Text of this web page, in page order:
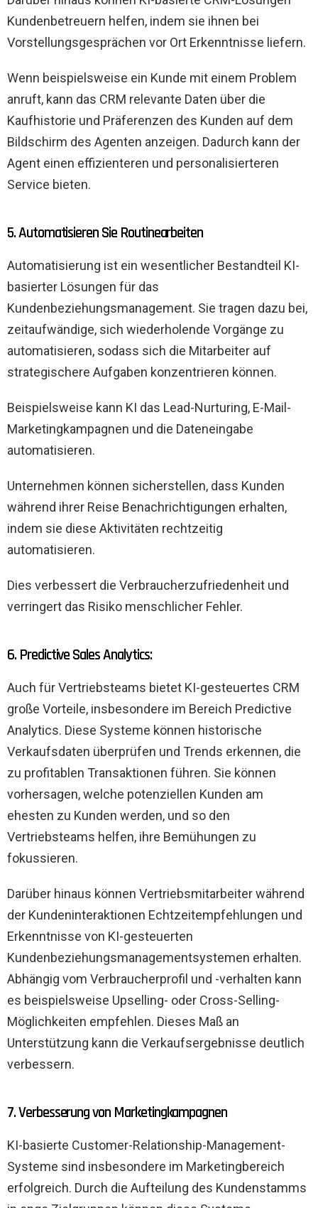
Kundenbetreuern helfen, indem sie ihnen bei
Vorstellungsgesprächen vor Ort Erkenntnisse liefern.
Wenn beispielsweise ein Kunde mit einem Problem
anruft, kann das CRM relevante Daten über die
Kaufhistorie und Präferenzen des Kunden auf dem
Bildschirm des Agenten anzeigen. Dadurch kann der
Agent einen effizienteren und personalisierteren
Service bieten.
5. Automatisieren Sie Routinearbeiten
Automatisierung ist ein wesentlicher Bestandteil KI-
basierter Lösungen für das
Kundenbeziehungsmanagement. Sie tragen dazu bei,
zeitaufwändige, sich wiederholende Vorgänge zu
automatisieren, sodass sich die Mitarbeiter auf
strategischere Aufgaben konzentrieren können.
Beispielsweise kann KI das Lead-Nurturing, E-Mail-
Marketingkampagnen und die Dateneingabe
automatisieren.
Unternehmen können sicherstellen, dass Kunden
während ihrer Reise Benachrichtigungen erhalten,
indem sie diese Aktivitäten rechtzeitig
automatisieren.
Dies verbessert die Verbraucherzufriedenheit und
verringert das Risiko menschlicher Fehler.
6. Predictive Sales Analytics:
Auch für Vertriebsteams bietet KI-gesteuertes CRM
große Vorteile, insbesondere im Bereich Predictive
Analytics. Diese Systeme können historische
Verkaufsdaten überprüfen und Trends erkennen, die
zu profitablen Transaktionen führen. Sie können
vorhersagen, welche potenziellen Kunden am
ehesten zu Kunden werden, und so den
Vertriebsteams helfen, ihre Bemühungen zu
fokussieren.
Darüber hinaus können Vertriebsmitarbeiter während
der Kundeninteraktionen Echtzeitempfehlungen und
Erkenntnisse von KI-gesteuerten
Kundenbeziehungsmanagementsystemen erhalten.
Abhängig vom Verbraucherprofil und -verhalten kann
es beispielsweise Upselling- oder Cross-Selling-
Möglichkeiten empfehlen. Dieses Maß an
Unterstützung kann die Verkaufsergebnisse deutlich
verbessern.
7. Verbesserung von Marketingkampagnen
KI-basierte Customer-Relationship-Management-
Systeme sind insbesondere im Marketingbereich
erfolgreich. Durch die Aufteilung des Kundenstamms